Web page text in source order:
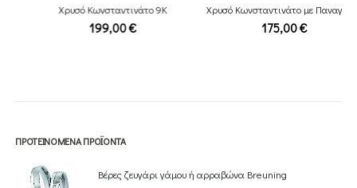
Χρυσό Κωνσταντινάτο 9Κ
199,00€
Χρυσό Κωνσταντινάτο με Παναγία 14Κ
175,00€
ΠΡΟΤΕΙΝΌΜΕΝΑ ΠΡΟΪΌΝΤΑ
Βέρες ζευγάρι γάμου ή αρραβώνα Breuning